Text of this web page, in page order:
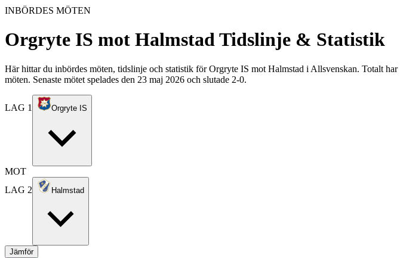
INBÖRDES MÖTEN
Orgryte IS mot HalmstadTidslinje & Statistik
Här hittar du inbördes möten, tidslinje och statistik för Orgryte IS mot Halmstad i Allsvenskan. Totalt
möten. Senaste mötet spelades den 23 maj 2026 och slutade 2-0.
LAG 1 Orgryte IS
MOT
LAG 2
Halmstad
Jämför